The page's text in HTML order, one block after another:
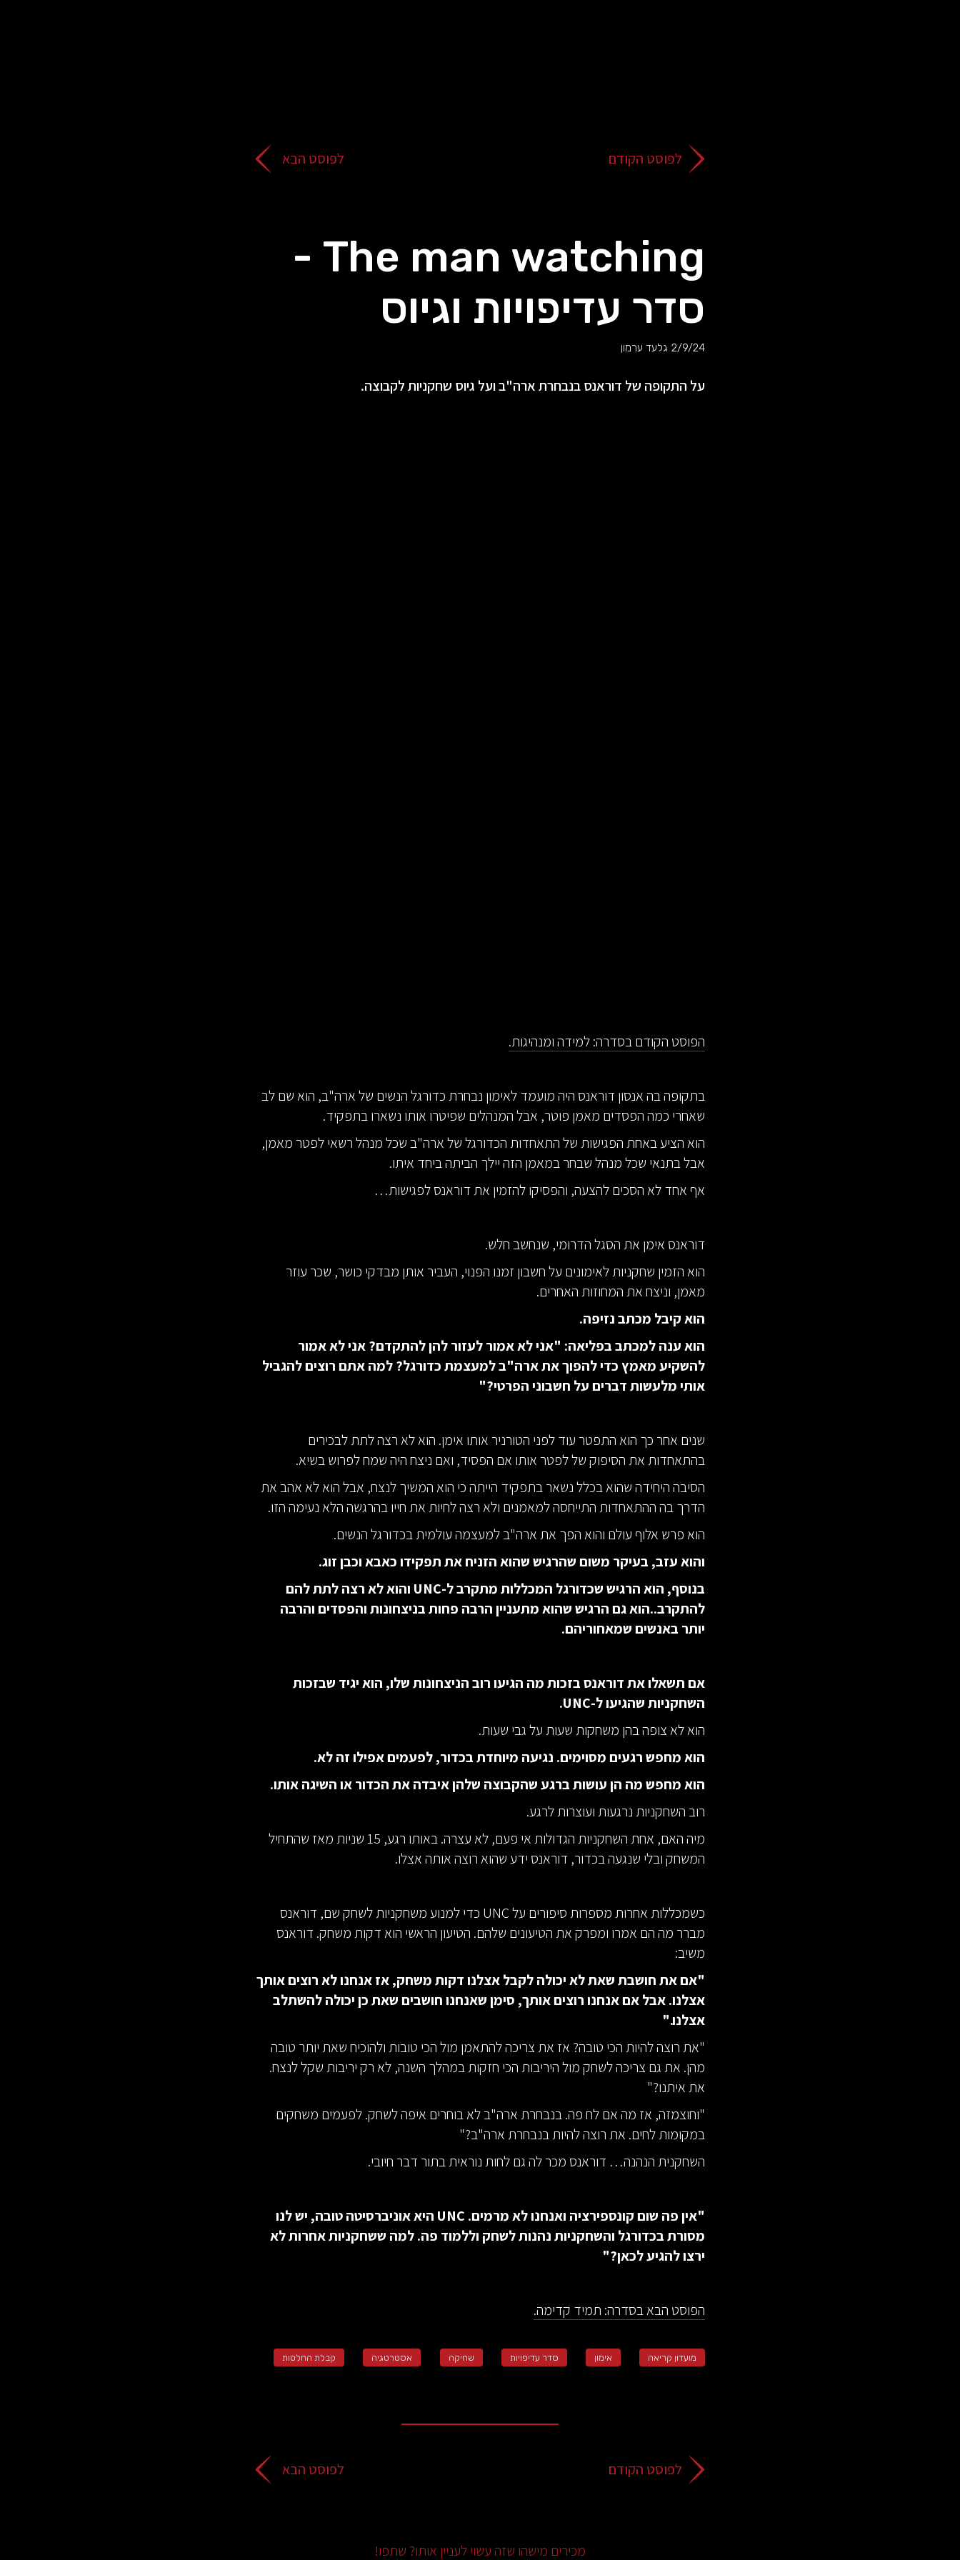
לפוסט הקודם לפוסט הבא
The man watching -
סדר עדיפויות וגיוס
2/9/24 גלעד ערמון
על התקופה של דוראנס בנבחרת ארה"ב ועל גיוס שחקניות לקבוצה.
הפוסט הקודם בסדרה: למידה ומנהיגות.
בתקופה בה אנסון דוראנס היה מועמד לאימון נבחרת כדורגל הנשים של ארה"ב, הוא שם לב
שאחרי כמה הפסדים מאמן פוטר, אבל המנהלים שפיטרו אותו נשארו בתפקיד.
הוא הציע באחת הפגישות של התאחדות הכדורגל של ארה"ב שכל מנהל רשאי לפטר מאמן,
אבל בתנאי שכל מנהל שבחר במאמן הזה יילך הביתה ביחד איתו.
אף אחד לא הסכים להצעה, והפסיקו להזמין את דוראנס לפגישות…
דוראנס אימן את הסגל הדרומי, שנחשב חלש.
הוא הזמין שחקניות לאימונים על חשבון זמנו הפנוי, העביר אותן מבדקי כושר, שכר עוזר
מאמן, וניצח את המחוזות האחרים.
הוא קיבל מכתב נזיפה.
הוא ענה למכתב בפליאה: "אני לא אמור לעזור להן להתקדם? אני לא אמור
להשקיע מאמץ כדי להפוך את ארה"ב למעצמת כדורגל? למה אתם רוצים להגביל
אותי מלעשות דברים על חשבוני הפרטי?"
שנים אחר כך הוא התפטר עוד לפני הטורניר אותו אימן. הוא לא רצה לתת לבכירים
בהתאחדות את הסיפוק של לפטר אותו אם הפסיד, ואם ניצח היה שמח לפרוש בשיא.
הסיבה היחידה שהוא בכלל נשאר בתפקיד הייתה כי הוא המשיך לנצח, אבל הוא לא אהב את
הדרך בה ההתאחדות התייחסה למאמנים ולא רצה לחיות את חייו בהרגשה הלא נעימה הזו.
הוא פרש אלוף עולם והוא הפך את ארה"ב למעצמה עולמית בכדורגל הנשים.
והוא עזב, בעיקר משום שהרגיש שהוא הזניח את תפקידו כאבא וכבן זוג.
בנוסף, הוא הרגיש שכדורגל המכללות מתקרב ל-UNC והוא לא רצה לתת להם
להתקרב..הוא גם הרגיש שהוא מתעניין הרבה פחות בניצחונות והפסדים והרבה
יותר באנשים שמאחוריהם.
אם תשאלו את דוראנס בזכות מה הגיעו רוב הניצחונות שלו, הוא יגיד שבזכות
השחקניות שהגיעו ל-UNC.
הוא לא צופה בהן משחקות שעות על גבי שעות.
הוא מחפש רגעים מסוימים. נגיעה מיוחדת בכדור, לפעמים אפילו זה לא.
הוא מחפש מה הן עושות ברגע שהקבוצה שלהן איבדה את הכדור או השיגה אותו.
רוב השחקניות נרגעות ועוצרות לרגע.
מיה האם, אחת השחקניות הגדולות אי פעם, לא עצרה. באותו רגע, 15 שניות מאז שהתחיל
המשחק ובלי שנגעה בכדור, דוראנס ידע שהוא רוצה אותה אצלו.
כשמכללות אחרות מספרות סיפורים על UNC כדי למנוע משחקניות לשחק שם, דוראנס
מברר מה הם אמרו ומפרק את הטיעונים שלהם. הטיעון הראשי הוא דקות משחק. דוראנס
משיב:
"אם את חושבת שאת לא יכולה לקבל אצלנו דקות משחק, אז אנחנו לא רוצים אותך
אצלנו. אבל אם אנחנו רוצים אותך, סימן שאנחנו חושבים שאת כן יכולה להשתלב
אצלנו."
"את רוצה להיות הכי טובה? אז את צריכה להתאמן מול הכי טובות ולהוכיח שאת יותר טובה
מהן. את גם צריכה לשחק מול היריבות הכי חזקות במהלך השנה, לא רק יריבות שקל לנצח.
את איתנו?"
"וחוצמזה, אז מה אם לח פה. בנבחרת ארה"ב לא בוחרים איפה לשחק. לפעמים משחקים
במקומות לחים. את רוצה להיות בנבחרת ארה"ב?"
השחקנית הנהנה… דוראנס מכר לה גם לחות נוראית בתור דבר חיובי.
"אין פה שום קונספירציה ואנחנו לא מרמים. UNC היא אוניברסיטה טובה, יש לנו
מסורת בכדורגל והשחקניות נהנות לשחק וללמוד פה. למה ששחקניות אחרות לא
ירצו להגיע לכאן?"
הפוסט הבא בסדרה: תמיד קדימה.
מועדון קריאה אימון סדר עדיפויות שחיקה אסטרטגיה קבלת החלטות
לפוסט הקודם לפוסט הבא
מכירים מישהו שזה עשוי לעניין אותו? שתפו!